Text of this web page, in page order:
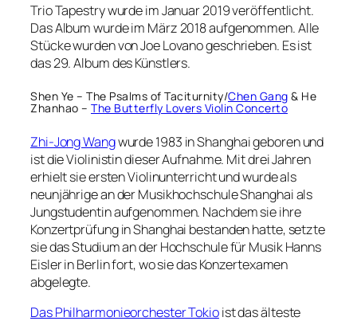
Trio Tapestry wurde im Januar 2019 veröffentlicht.
Das Album wurde im März 2018 aufgenommen. Alle
Stücke wurden von Joe Lovano geschrieben. Es ist
das 29. Album des Künstlers.
Shen Ye – The Psalms of Taciturnity/Chen Gang & He
Zhanhao – The Butterfly Lovers Violin Concerto
Zhi-Jong Wangwurde 1983 in Shanghai geboren und
ist die Violinistin dieser Aufnahme. Mit drei Jahren
erhielt sie ersten Violinunterricht und wurde als
neunjährige an der Musikhochschule Shanghai als
Jungstudentin aufgenommen. Nachdem sie ihre
Konzertprüfung in Shanghai bestanden hatte, setzte
sie das Studium an der Hochschule für Musik Hanns
Eisler in Berlin fort, wo sie das Konzertexamen
abgelegte.
Das Philharmonieorchester Tokioist das älteste